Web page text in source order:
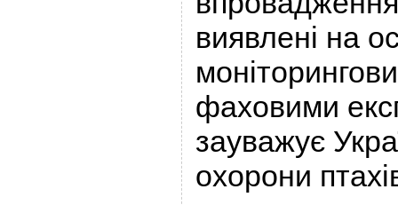
виявлені на
фаховими
зауважує
охорони